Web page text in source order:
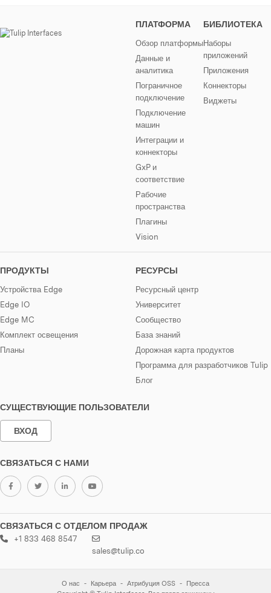
ПЛАТФОРМА
Обзор платформы
Данные и
аналитика
Пограничное
подключение
Подключение
машин
Интеграции и
коннекторы
GxP и
соответствие
Рабочие
пространства
Плагины
Vision
БИБЛИОТЕКА
Наборы
приложений
Приложения
Коннекторы
Виджеты
ПРОДУКТЫ
Устройства Edge
Edge IO
Edge MC
Комплект освещения
Планы
РЕСУРСЫ
Ресурсный центр
Университет
Сообщество
База знаний
Дорожная карта продуктов
Программа для разработчиков Tulip
Блог
СУЩЕСТВУЮЩИЕ ПОЛЬЗОВАТЕЛИ
ВХОД
СВЯЗАТЬСЯ С НАМИ
СВЯЗАТЬСЯ С ОТДЕЛОМ ПРОДАЖ
+1 833 468 8547
sales@tulip.co
О нас Карьера Атрибуция OSS
Пресса